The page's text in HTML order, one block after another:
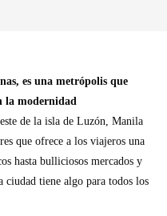
es una metrópolis que
la modernidad
de la isla de Luzón, Manila
que ofrece a los viajeros una
hasta bulliciosos mercados y
ciudad tiene algo para todos los